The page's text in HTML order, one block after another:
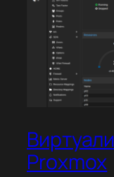
Proxmox